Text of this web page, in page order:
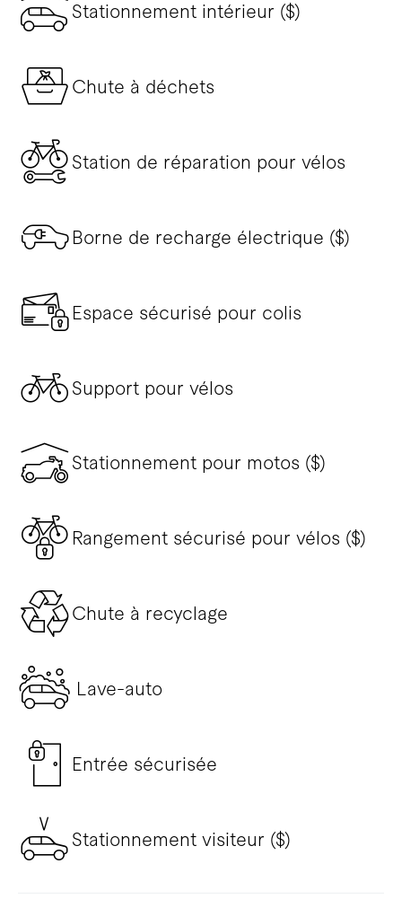
Stationnement intérieur ($)
Chute à déchets
Station de réparation pour vélos
Borne de recharge électrique ($)
Espace sécurisé pour colis
Support pour vélos
Stationnement pour motos ($)
Rangement sécurisé pour vélos ($)
Chute à recyclage
Lave-auto
Entrée sécurisée
Stationnement visiteur ($)